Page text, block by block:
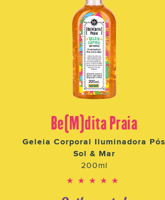
Be(M)dita Praia
Geleia Corporal Iluminadora Pós
Sol & Mar
200ml
★★★★★